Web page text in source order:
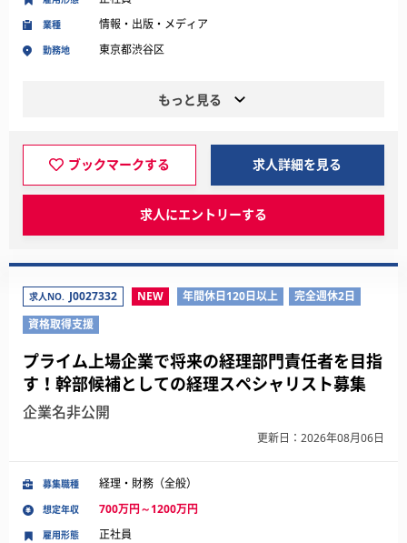
業種 情報・出版・メディア
勤務地 東京都渋谷区
もっと見る
ブックマークする 求人詳細を見る
求人にエントリーする
求人NO. J0027332 NEW 年間休日120日以上
完全週休2日
資格取得支援
プライム上場企業で将来の経理部門責任者を目指
す！幹部候補としての経理スペシャリスト募集
企業名非公開
更新日：2026年08月06日
募集職種 経理・財務（全般）
想定年収 700万円～1200万円
雇用形態 正社員